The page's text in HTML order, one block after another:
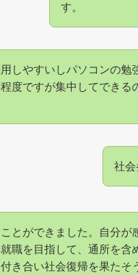
す。
しやすいしパソコンの勉
度ですが集中してできる
社会
とができました。自分が
職を目指して、通所を含
き合い社会復帰を果たそ